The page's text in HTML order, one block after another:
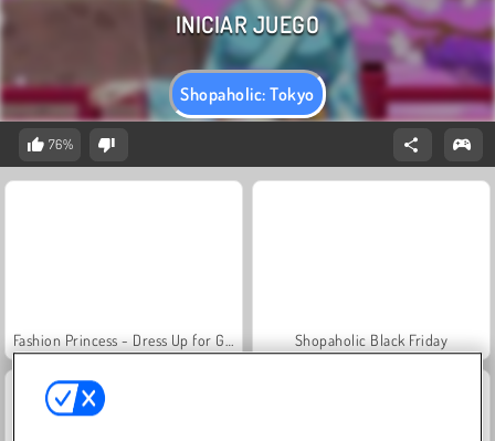
Shopaholic: Tokyo
76%
Fashion Princess - Dress Up for Girls Shopaholic Black Friday